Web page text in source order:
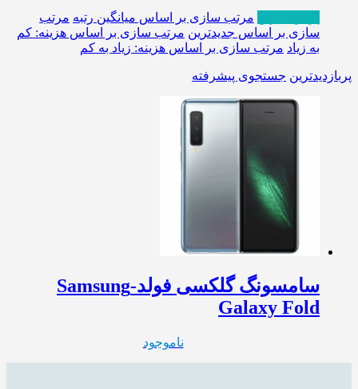
مرتب سازی بر اساس میانگین رتبه مرتب
سازی بر اساس جدیدترین مرتب سازی بر اساس هزینه: کم
به زیاد مرتب سازی بر اساس هزینه: زیاد به کم
پربازدیدترین جستجوی پیشرفته
سامسونگ گلکسی فولد-Samsung
Galaxy Fold
ناموجود